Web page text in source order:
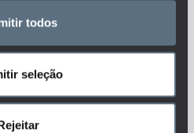
todos
seleção
ENSINO SECUNDÁRIO